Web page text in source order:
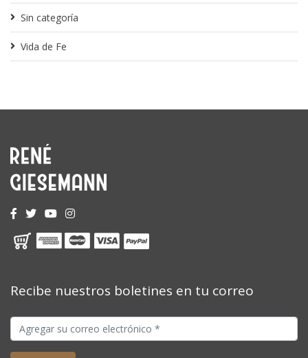
Sin categoría
Vida de Fe
Recibe nuestros boletines en tu correo